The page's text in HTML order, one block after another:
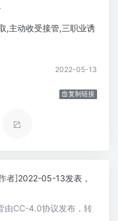
,主动收受接管,三职业诱
2022-05-13
复制链接
者]2022-05-13发表，
由CC-4.0协议发布，转